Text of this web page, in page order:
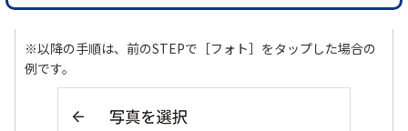
※以降の手順は、前のSTEPで［フォト］をタップした場合の
例です。